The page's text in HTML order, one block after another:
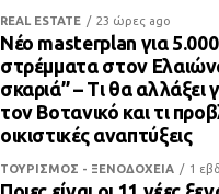
REAL ESTATE 23 ώρες ago
Νέο masterplan για 5.000
στρέμματα στον
σκαριά” – Τι θα αλλάξει
τον Βοτανικό και τι
οικιστικές αναπτύξεις
ΤΟΥΡΙΣΜΟΣ - ΞΕΝΟΔΟΧΕΙΑ 1